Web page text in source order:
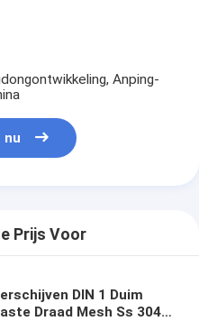
Anping-
nu
Prijs Voor
DIN 1 Duim
Draad Mesh Ss 304